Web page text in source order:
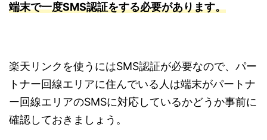
端末で一度SMS認証をする必要があります。
楽天リンクを使うにはSMS認証が必要なので、パー
トナー回線エリアに住んでいる人は端末がパートナ
ー回線エリアのSMSに対応しているかどうか事前に
確認しておきましょう。